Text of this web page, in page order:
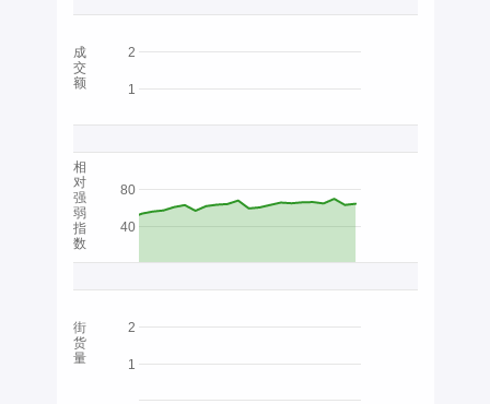
1
2
40
80
1
2
成
交
额
相
对
强
弱
指
数
街
货
量